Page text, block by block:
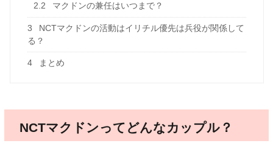
2.2 マクドンの兼任はいつまで？
3
NCTマクドンの活動はイリチル優先は兵役が関係して
る？
4 まとめ
NCTマクドンってどんなカップル？